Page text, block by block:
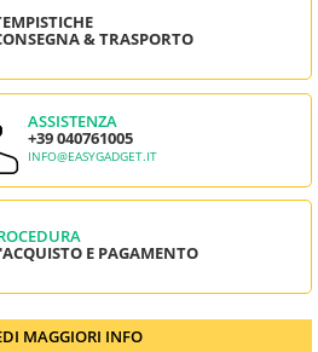
& TRASPORTO
ASSISTENZA
+39 040761005
INFO@EASYGADGET.IT
E PAGAMENTO
MAGGIORI INFO